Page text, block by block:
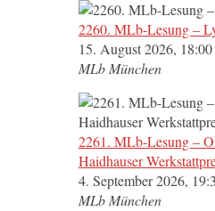
2260. MLb-Lesung –
15. August 2026,
MLb München
2261. MLb-Lesung –
Haidhauser
4. September 2026,
MLb München